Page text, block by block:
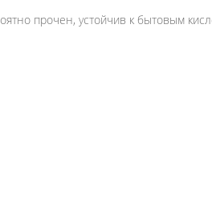
прочен, устойчив к бытовым